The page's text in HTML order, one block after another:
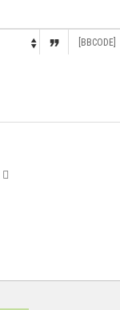
  [BBCODE]